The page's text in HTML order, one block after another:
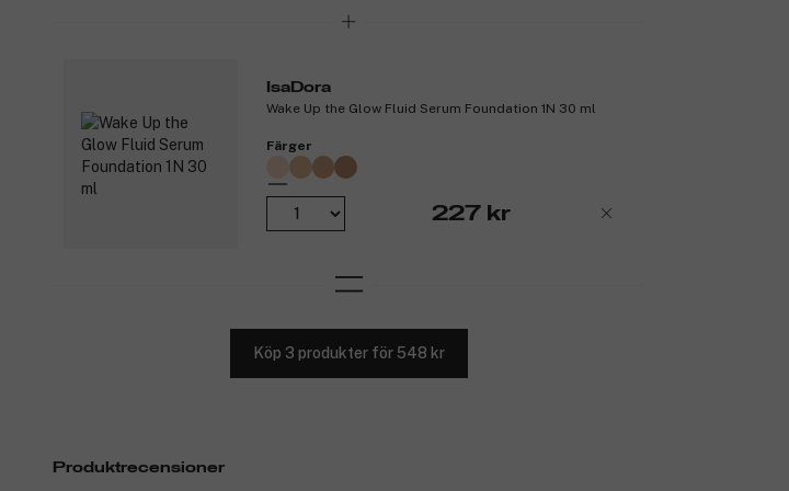
IsaDora
Wake Up the Glow Fluid Serum Foundation 1N 30 ml
Färger
227 kr
Köp 3 produkter för 548 kr
Produktrecensioner